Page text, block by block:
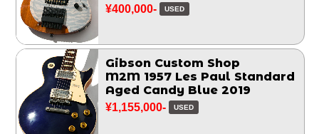
¥400,000- USED
Gibson Custom Shop
M2M 1957 Les Paul Standard
Aged Candy Blue 2019
¥1,155,000- USED